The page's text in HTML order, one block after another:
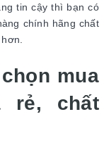
tin cậy thì bạn có
chính hãng chất
mua
rẻ, chất